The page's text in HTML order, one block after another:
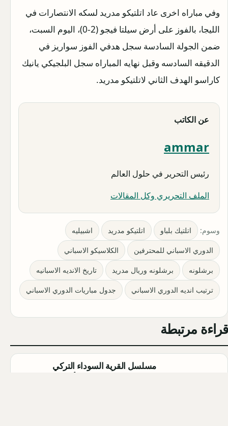
وفي مباراه اخرى عاد اتلتيكو مدريد لسكه الانتصارات في
الليجا، بالفوز على أرض سيلتا فيجو (2-0)، اليوم السبت،
ضمن الجولة السادسة سجل هدفي الفوز سواريز في
الدقيقه السادسه وقبل نهايه المباراه سجل البلجيكي يانيك
كاراسو الهدف الثاني لاتلتيكو مدريد.
عن الكاتب
ammar
رئيس التحرير في حلول العالم
الملف التحريري وكل المقالات
وسوم: اتلتيك بلباو اتلتيكو مدريد اشبيليه
الدوري الاسباني للمحترفين الكلاسيكو الاسباني
برشلونه برشلونه وريال مدريد تاريخ الانديه الاسبانيه
ترتيب انديه الدوري الاسباني جدول مباريات الدوري الاسباني
قراءة مرتبطة
مسلسل القرية السوداء التركي